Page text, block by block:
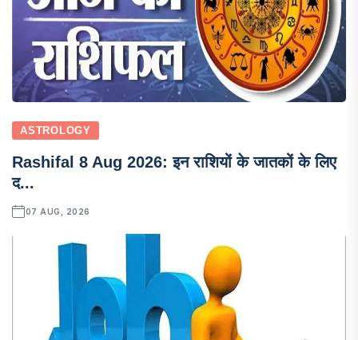
ASTROLOGY
Rashifal 8 Aug 2026: इन राशियों के जातकों के लिए
द...
07 AUG, 2026